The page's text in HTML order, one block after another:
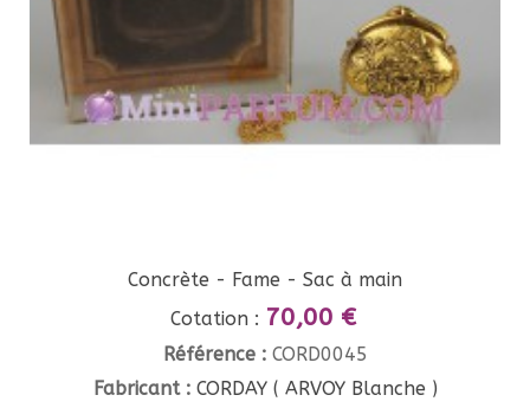
Concrète - Fame - Sac à main
Cotation : 70,00 €
Référence : CORD0045
Fabricant : CORDAY ( ARVOY Blanche )